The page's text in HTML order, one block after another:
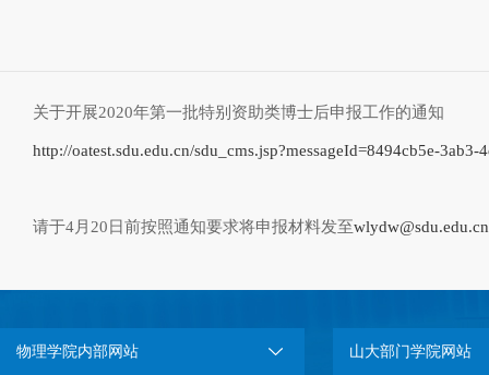
关于开展2020年第一批特别资助类博士后申报工作的通知
http://oatest.sdu.edu.cn/sdu_cms.jsp?messageId=8494cb5e-3ab3-
请于4月20日前按照通知要求将申报材料发至wlydw@sdu.edu.cn
物理学院内部网站 山大部门学院网站